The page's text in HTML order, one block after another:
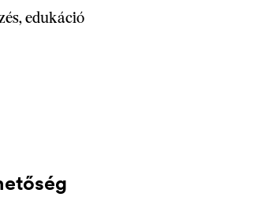
edukáció